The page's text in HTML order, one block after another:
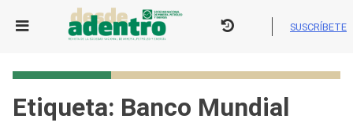
SUSCRÍBETE
Etiqueta: Banco Mundial